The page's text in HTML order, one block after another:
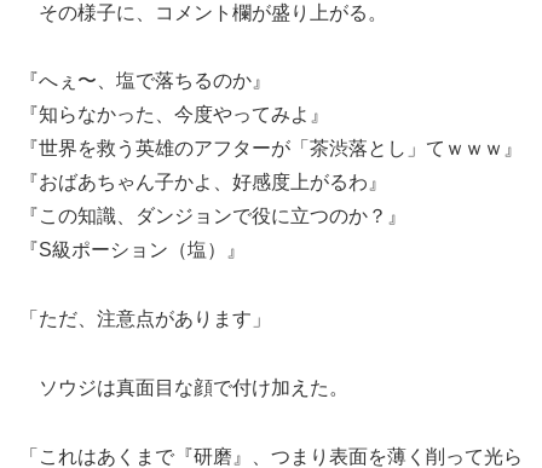
その様子に、コメント欄が盛り上がる。
『へぇ〜、塩で落ちるのか』
『知らなかった、今度やってみよ』
『世界を救う英雄のアフターが「茶渋落とし」てｗｗｗ』
『おばあちゃん子かよ、好感度上がるわ』
『この知識、ダンジョンで役に立つのか？』
『S級ポーション（塩）』
「ただ、注意点があります」
ソウジは真面目な顔で付け加えた。
「これはあくまで『研磨』、つまり表面を薄く削って光ら